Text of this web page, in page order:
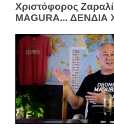
Χριστόφορος
MAGURA... ΔΕΝΔΙΑ